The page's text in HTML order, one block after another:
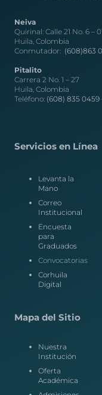
Neiva
Quirinal: Calle 21 No. 6 –
Huila, Colombia
Conmutador: (608)863
Pitalito
Carrera 2 No. 1 – 27
Huila, Colombia
Teléfono: (608) 835 0459
Servicios en Línea
Levanta la
Mano
Correo
Institucional
Encuesta
para
Graduados
Convocatorias
Corhuila
Digital
Mapa del Sitio
Nuestra
Institución
Oferta
Académica